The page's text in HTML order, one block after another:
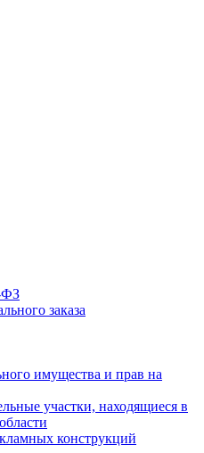
ФЗ
заказа
имущества и прав на
участки, находящиеся в
конструкций